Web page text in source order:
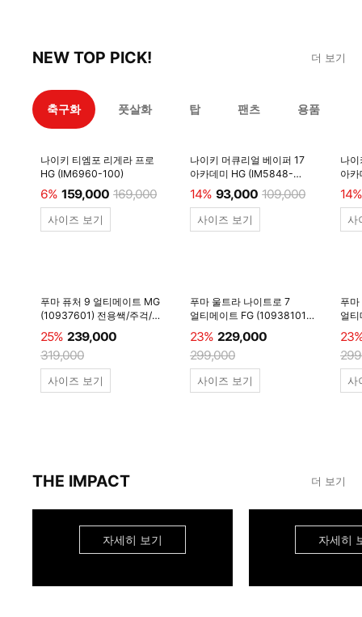
NEW TOP PICK! 더 보기
축구화 풋살화 탑 팬츠 용품
나이키 티엠포 리게라 프로
HG (IM6960-100)
6% 159,000 169,000
사이즈 보기
나이키 머큐리얼 베이퍼 17
아카데미 HG (IM5848-
600)
14% 93,000 109,000
사이즈 보기
나
아
14%
사
푸마 퓨처 9 얼티메이트 MG
(10937601) 전용쌕/주걱/
양말 #
25% 239,000
319,000
사이즈 보기
푸마 울트라 나이트로 7
얼티메이트 FG (10938101)
전용쌕/주걱/양말 #
23% 229,000
299,000
사이즈 보기
푸
얼
전
사
THE IMPACT 더 보기
자세히 보기 자세히